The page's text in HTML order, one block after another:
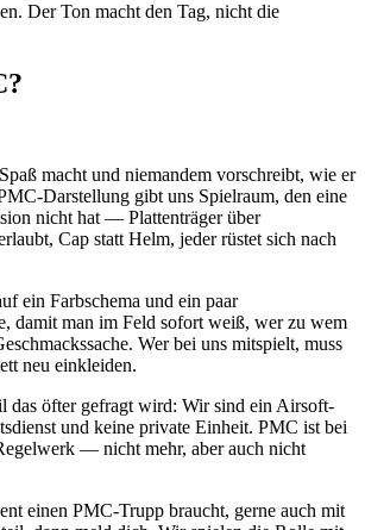
Der Ton macht den Tag, nicht die
macht und niemandem vorschreibt, wie er
Darstellung gibt uns Spielraum, den eine
nicht hat — Plattenträger über
Cap statt Helm, jeder rüstet sich nach
ein Farbschema und ein paar
damit man im Feld sofort weiß, wer zu wem
Wer bei uns mitspielt, muss
neu einkleiden.
das öfter gefragt wird: Wir sind ein Airsoft-
und keine private Einheit. PMC ist bei
— nicht mehr, aber auch nicht
einen PMC-Trupp braucht, gerne auch mit